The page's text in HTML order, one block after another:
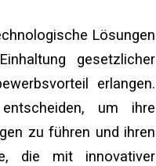
Lösungen
gesetzlicher
erlangen.
um ihre
zu führen und ihren
die mit innovativer